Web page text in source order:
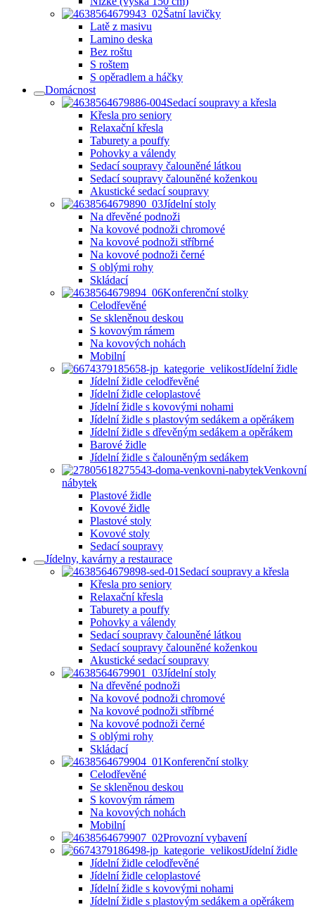
Šatní lavičky
Latě z masivu
Lamino deska
Bez roštu
S roštem
S opěradlem a háčky
Domácnost
Sedací soupravy a křesla
Křesla pro seniory
Relaxační křesla
Taburety a pouffy
Pohovky a válendy
Sedací soupravy čalouněné látkou
Sedací soupravy čalouněné koženkou
Akustické sedací soupravy
Jídelní stoly
Na dřevěné podnoži
Na kovové podnoži chromové
Na kovové podnoži stříbrné
Na kovové podnoži černé
S oblými rohy
Skládací
Konferenční stolky
Celodřevěné
Se skleněnou deskou
S kovovým rámem
Na kovových nohách
Mobilní
Jídelní židle
Jídelní židle celodřevěné
Jídelní židle celoplastové
Jídelní židle s kovovými nohami
Jídelní židle s plastovým sedákem a opěrákem
Jídelní židle s dřevěným sedákem a opěrákem
Barové židle
Jídelní židle s čalouněným sedákem
Venkovní
nábytek
Plastové židle
Kovové židle
Plastové stoly
Kovové stoly
Sedací soupravy
Jídelny, kavárny a restaurace
Sedací soupravy a křesla
Křesla pro seniory
Relaxační křesla
Taburety a pouffy
Pohovky a válendy
Sedací soupravy čalouněné látkou
Sedací soupravy čalouněné koženkou
Akustické sedací soupravy
Jídelní stoly
Na dřevěné podnoži
Na kovové podnoži chromové
Na kovové podnoži stříbrné
Na kovové podnoži černé
S oblými rohy
Skládací
Konferenční stolky
Celodřevěné
Se skleněnou deskou
S kovovým rámem
Na kovových nohách
Mobilní
Provozní vybavení
Jídelní židle
Jídelní židle celodřevěné
Jídelní židle celoplastové
Jídelní židle s kovovými nohami
Jídelní židle s plastovým sedákem a opěrákem